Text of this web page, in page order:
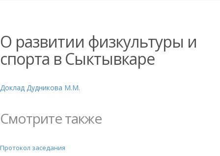
О развитии физкультуры и
спорта в Сыктывкаре
Доклад Дудникова М.М.
Смотрите также
Протокол заседания